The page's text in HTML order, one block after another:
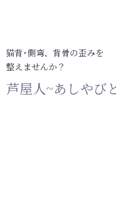
猫背･側弯、背骨の歪みを
整えませんか？
芦屋人~あしやび